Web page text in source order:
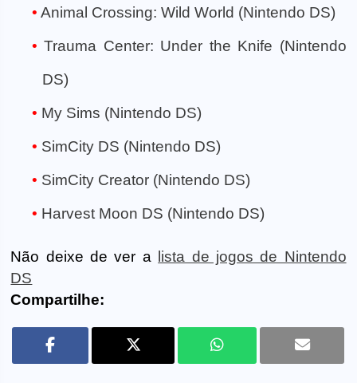
Animal Crossing: Wild World (Nintendo DS)
Trauma Center: Under the Knife (Nintendo
DS)
My Sims (Nintendo DS)
SimCity DS (Nintendo DS)
SimCity Creator (Nintendo DS)
Harvest Moon DS (Nintendo DS)
Não deixe de ver a
lista de jogos de Nintendo
DS
Compartilhe: